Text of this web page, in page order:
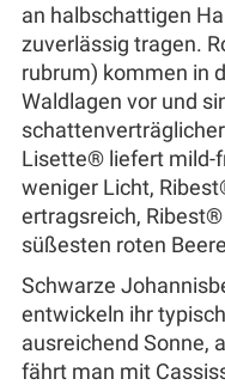
an halbschattigen
zuverlässig tragen.
rubrum) kommen in
Waldlagen vor und
Lisette® liefert mild-
weniger Licht,
ertragsreich,
süßesten roten
Schwarze
entwickeln ihr
ausreichend Sonne,
fährt man mit